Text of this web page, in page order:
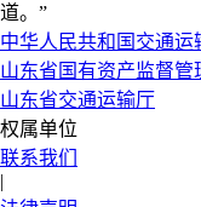
道。”
中华人民共和国交通运
山东省国有资产监督管
山东省交通运输厅
权属单位
联系我们
|